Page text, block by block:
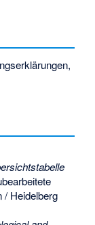
/ Heidelberg